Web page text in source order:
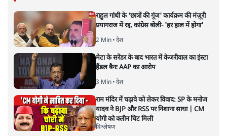
आशुतोषकी और स्टोरी पढ़ें
अगली खबर लोड हो रही है...